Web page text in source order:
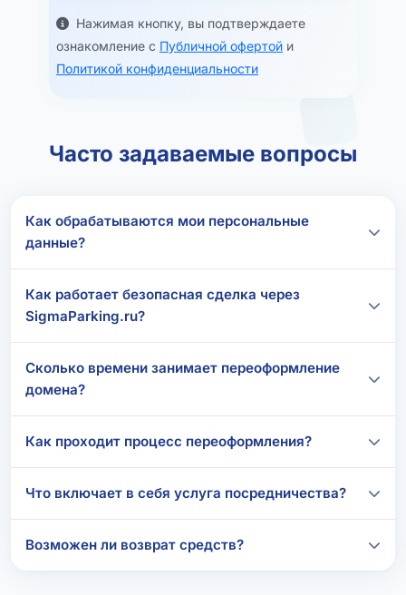
Нажимая кнопку, вы подтверждаете
ознакомление с Публичной офертой и
Политикой конфиденциальности
Часто задаваемые вопросы
Как обрабатываются мои персональные
данные?
Как работает безопасная сделка через
SigmaParking.ru?
Сколько времени занимает переоформление
домена?
Как проходит процесс переоформления?
Что включает в себя услуга посредничества?
Возможен ли возврат средств?